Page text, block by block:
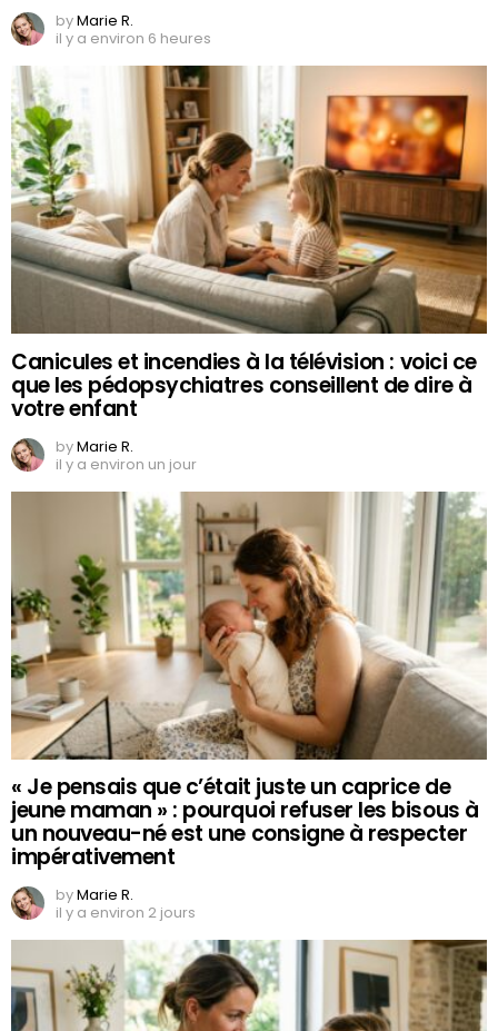
byMarie R.
il y a environ 6 heures
Canicules et incendies à la télévision : voici ce
que les pédopsychiatres conseillent de dire à
votre enfant
byMarie R.
il y a environ un jour
« Je pensais que c’était juste un caprice de
jeune maman » : pourquoi refuser les bisous à
un nouveau-né est une consigne à respecter
impérativement
byMarie R.
il y a environ 2 jours